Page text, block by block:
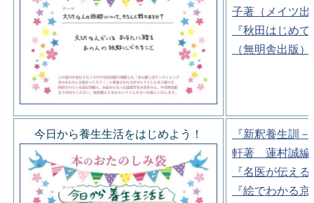
子著（メイツ出
『秋田はじめ
（無明舎出版）
今日から養生生活をはじめよう！
『新釈養生訓
軒著 蓮村誠編
『名医が伝え
『絵でわかる